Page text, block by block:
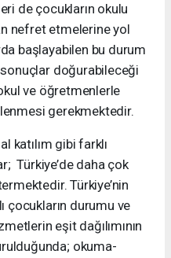
de çocukların okulu
nefret etmelerine yol
başlayabilen bu durum
doğurabileceği
ve öğretmenlerle
gerekmektedir.
katılım gibi farklı
Türkiye’de daha çok
Türkiye’nin
çocukların durumu ve
eşit dağılımının
okuma-